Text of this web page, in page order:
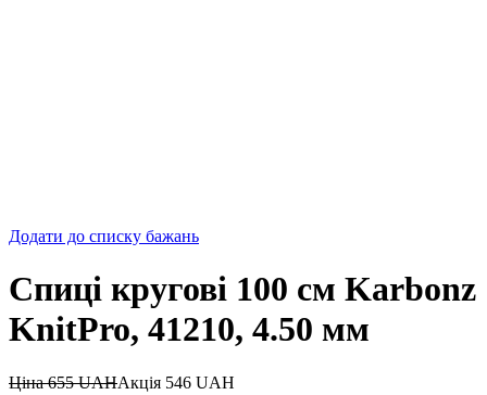
Додати до списку бажань
Спиці кругові 100 см Karbonz
KnitPro, 41210, 4.50 мм
Ціна655UAHАкція 546 UAH